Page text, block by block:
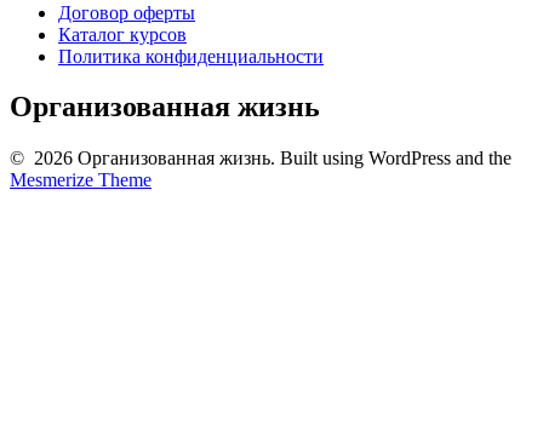
Договор оферты
Каталог курсов
Политика конфиденциальности
Организованная жизнь
© 2026 Организованная жизнь. Built using WordPress and the
Mesmerize Theme